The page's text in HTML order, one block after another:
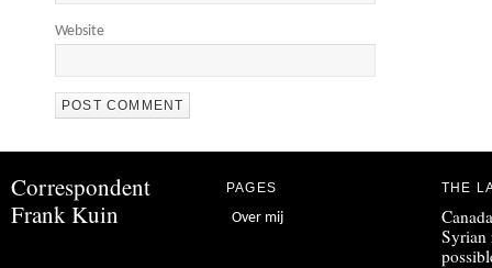
Website
Correspondent
Frank Kuin
PAGES
Over mij
THE
Syrian